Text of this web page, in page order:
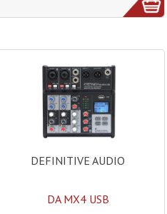
DEFINITIVE AUDIO
DA MX4 USB